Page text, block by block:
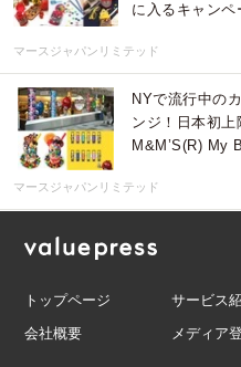
に入るキャンペ
マースジャパンリミテッド
NYで流行中の
ンジ！日本初上
M&M’S(R) My
マースジャパンリミテッド
トップページ サービス
会社概要
メディア